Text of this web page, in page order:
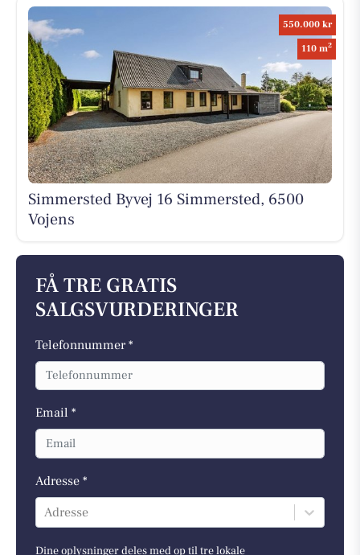
550.000 kr
110 m2
Simmersted Byvej 16 Simmersted, 6500
Vojens
FÅ TRE GRATIS
SALGSVURDERINGER
Telefonnummer *
Email *
Adresse *
Adresse
Dine oplysninger deles med op til tre lokale